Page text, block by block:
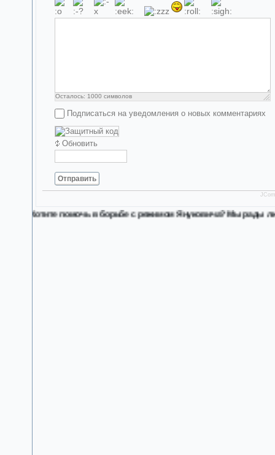
Осталось: 1000 символов
Подписаться на уведомления о новых комментариях
Обновить
Отправить
Хотите помочь в борьбе с режимом Януковича? Мы рады